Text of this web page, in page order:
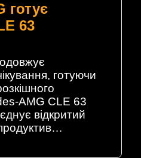
готує
63
готуючи
AMG CLE 63
відкритий